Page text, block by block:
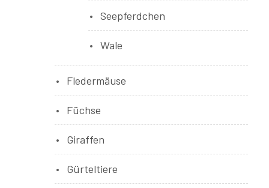
Seepferdchen
Wale
Fledermäuse
Füchse
Giraffen
Gürteltiere